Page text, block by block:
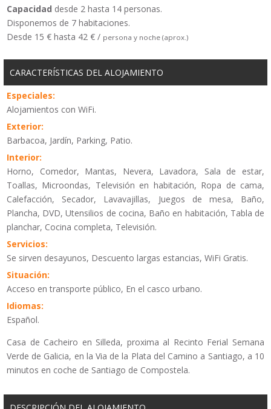
Capacidad desde 2 hasta 14 personas.
Disponemos de 7 habitaciones.
Desde 15 € hasta 42 € / persona y noche (aprox.)
CARACTERÍSTICAS DEL ALOJAMIENTO
Especiales:
Alojamientos con WiFi.
Exterior:
Barbacoa, Jardín, Parking, Patio.
Interior:
Horno, Comedor, Mantas, Nevera, Lavadora, Sala de estar,
Toallas, Microondas, Televisión en habitación, Ropa de cama,
Calefacción, Secador, Lavavajillas, Juegos de mesa, Baño,
Plancha, DVD, Utensilios de cocina, Baño en habitación, Tabla de
planchar, Cocina completa, Televisión.
Servicios:
Se sirven desayunos, Descuento largas estancias, WiFi Gratis.
Situación:
Acceso en transporte público, En el casco urbano.
Idiomas:
Español.
Casa de Cacheiro en Silleda, proxima al Recinto Ferial Semana
Verde de Galicia, en la Via de la Plata del Camino a Santiago, a 10
minutos en coche de Santiago de Compostela.